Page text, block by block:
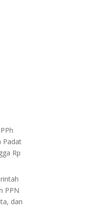
Padat
Rp
PPN
dan